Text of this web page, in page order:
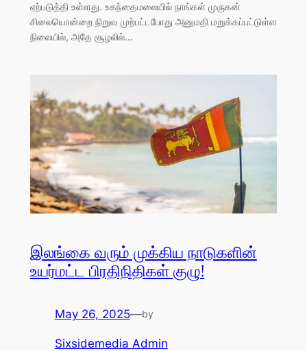
ஏற்படுத்தி உள்ளது. உகந்தைமலையில் நாங்கள் முருகன்
சிலையொன்றை நிறுவ முற்பட்டபோது அனுமதி மறுக்கப்பட்டுள்ள
நிலையில், அதே சூழலில்…
இலங்கை வரும் முக்கிய நாடுகளின்
உயர்மட்ட பிரதிநிதிகள் குழு!
May 26, 2025—by
Sixsidemedia Admin